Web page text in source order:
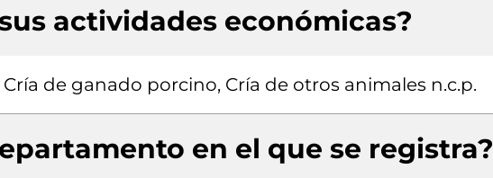
actividades económicas?
Cría de ganado porcino, Cría de otros animales n.c.p.
en el que se registra?